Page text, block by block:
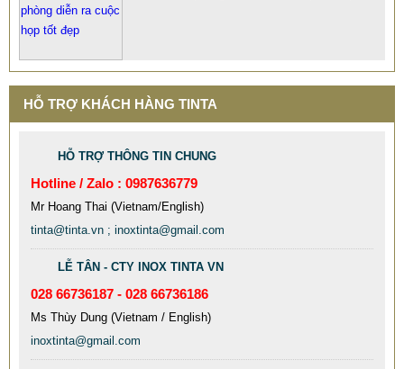
MẪU XE ĐẨY INOX ĐẸP GIÁ RẺ - XE ĐẨY HÀNH LÝ SÂN
BAY TẠI TPHCM THƯƠNG HIỆU TINTA
9.577.900 VNĐ9.757.900 VNĐ
Mẫu: MAU XE DAY INOX 304 GIA RE
HỖ TRỢ KHÁCH HÀNG TINTA
HỖ TRỢ THÔNG TIN CHUNG
Hotline / Zalo : 0987636779
Mr Hoang Thai (Vietnam/English)
tinta@tinta.vn ; inoxtinta@gmail.com
LỄ TÂN - CTY INOX TINTA VN
028 66736187 - 028 66736186
Ms Thùy Dung (Vietnam / English)
inoxtinta@gmail.com